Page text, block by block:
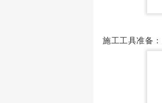
施工工具准备：